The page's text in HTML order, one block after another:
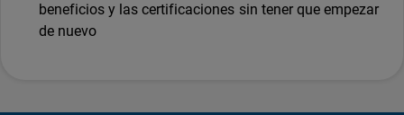
beneficios y las certificaciones sin tener que empezar
de nuevo